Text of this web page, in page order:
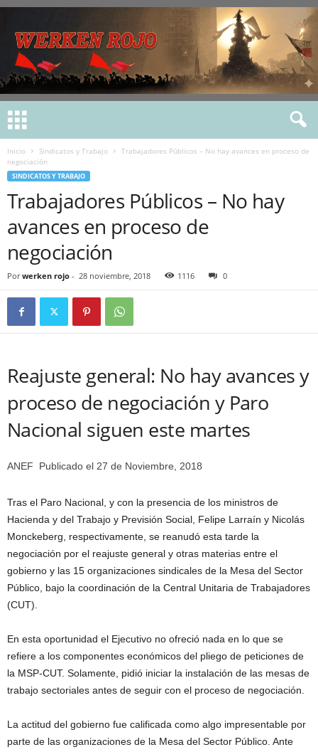
Inicio Sindicatos y Trabajo
Trabajadores Públicos – No hay avances en proceso de
negociación
SINDICATOS Y TRABAJO
Trabajadores Públicos – No hay
avances en proceso de
negociación
Por werken rojo - 28 noviembre, 2018 1116 0
Reajuste general: No hay avances y
proceso de negociación y Paro
Nacional siguen este martes
ANEF Publicado el 27 de Noviembre, 2018
Tras el Paro Nacional, y con la presencia de los ministros de
Hacienda y del Trabajo y Previsión Social, Felipe Larraín y Nicolás
Monckeberg, respectivamente, se reanudó esta tarde la
negociación por el reajuste general y otras materias entre el
gobierno y las 15 organizaciones sindicales de la Mesa del Sector
Público, bajo la coordinación de la Central Unitaria de Trabajadores
(CUT).
En esta oportunidad el Ejecutivo no ofreció nada en lo que se
refiere a los componentes económicos del pliego de peticiones de
la MSP-CUT. Solamente, pidió iniciar la instalación de las mesas de
trabajo sectoriales antes de seguir con el proceso de negociación.
La actitud del gobierno fue calificada como algo impresentable por
parte de las organizaciones de la Mesa del Sector Público. Ante